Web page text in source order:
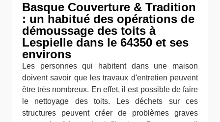
Basque Couverture & Tradition
: un habitué des opérations de
démoussage des toits à
Lespielle dans le 64350 et ses
environs
Les personnes qui habitent dans une maison
doivent savoir que les travaux d'entretien peuvent
être très nombreux. En effet, il est possible de faire
le nettoyage des toits. Les déchets sur ces
structures peuvent créer de problèmes graves